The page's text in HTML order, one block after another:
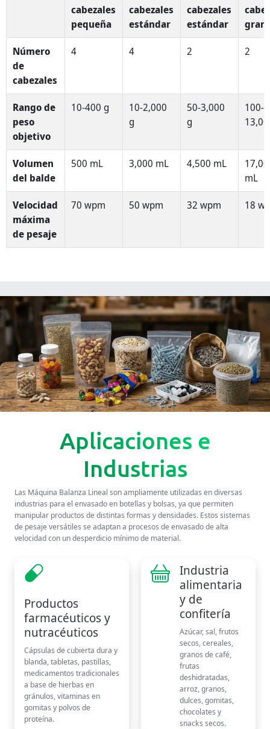
cabezales
pequeña
cabezales
estándar
cabezales
estándar
Número
de
cabezales
4 4 2 2
Rango de
peso
objetivo
10-400 g
10-2,000
g
50-3,000
g
100-
Volumen
del balde
500 mL 3,000 mL 4,500 mL
mL
Velocidad
máxima
de pesaje
70 wpm 50 wpm 32 wpm 18
Aplicaciones e
Industrias
Las Máquina Balanza Lineal son ampliamente utilizadas en diversas
industrias para el envasado en botellas y bolsas, ya que permiten
manipular productos de distintas formas y densidades. Estos sistemas
de pesaje versátiles se adaptan a procesos de envasado de alta
velocidad con un desperdicio mínimo de material.
Productos
farmacéuticos y
nutracéuticos
Cápsulas de cubierta dura y
blanda, tabletas, pastillas,
medicamentos tradicionales
a base de hierbas en
gránulos, vitaminas en
gomitas y polvos de
proteína.
Industria
alimentaria
y de
confitería
Azúcar, sal, frutos
secos, cereales,
granos de café,
frutas
deshidratadas,
arroz, granos,
dulces, gomitas,
chocolates y
snacks secos.